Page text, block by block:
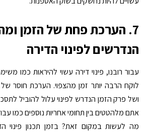
7. הערכת פחת של הזמן
הנדרשים לפינוי הדירה
עבור רובנו, פינוי דירה עשוי להיראות כמו
לוקח הרבה יותר זמן מהצפוי. הערכת חוסר
ושל פרק הזמן הנדרש לפינוי עלול להוביל
אתם מלהטטים בין תחומי אחריות נוספים כמו
מה לעשות במקום זאת? בזמן תכנון פינוי